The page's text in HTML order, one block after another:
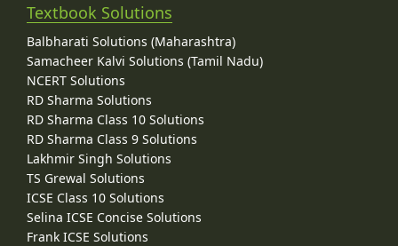
Textbook Solutions
Balbharati Solutions (Maharashtra)
Samacheer Kalvi Solutions (Tamil Nadu)
NCERT Solutions
RD Sharma Solutions
RD Sharma Class 10 Solutions
RD Sharma Class 9 Solutions
Lakhmir Singh Solutions
TS Grewal Solutions
ICSE Class 10 Solutions
Selina ICSE Concise Solutions
Frank ICSE Solutions